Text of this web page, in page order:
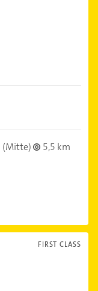
(Mitte)
5,5 km
FIRST CLASS